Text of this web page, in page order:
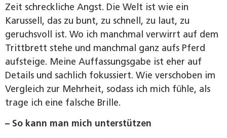
Zeit schreckliche Angst. Die Welt ist wie ein
Karussell, das zu bunt, zu schnell, zu laut, zu
geruchsvoll ist. Wo ich manchmal verwirrt auf dem
Trittbrett stehe und manchmal ganz aufs Pferd
aufsteige. Meine Auffassungsgabe ist eher auf
Details und sachlich fokussiert. Wie verschoben im
Vergleich zur Mehrheit, sodass ich mich fühle, als
trage ich eine falsche Brille.
– So kann man mich unterstützen